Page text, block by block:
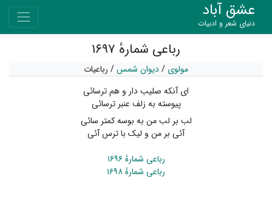
عشق آباد
دنیای شعر و ادبیات
رباعی شمارهٔ ۱۶۹۷
مولوی /دیوان شمس/ رباعیات
ای آنکه صلیب دار و هم ترسائی
پیوسته به زلف عنبر ترسائی
لب بر لب من به بوسه کمتر سائی
آئی بر من و لیک با ترس آئی
رباعی شمارهٔ ۱۶۹۶
رباعی شمارهٔ ۱۶۹۸